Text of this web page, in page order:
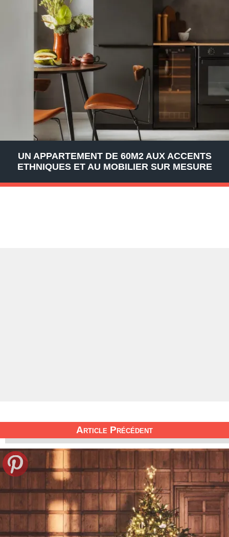
UN APPARTEMENT DE 60M2 AUX ACCENTS
ETHNIQUES ET AU MOBILIER SUR MESURE
Article Précédent